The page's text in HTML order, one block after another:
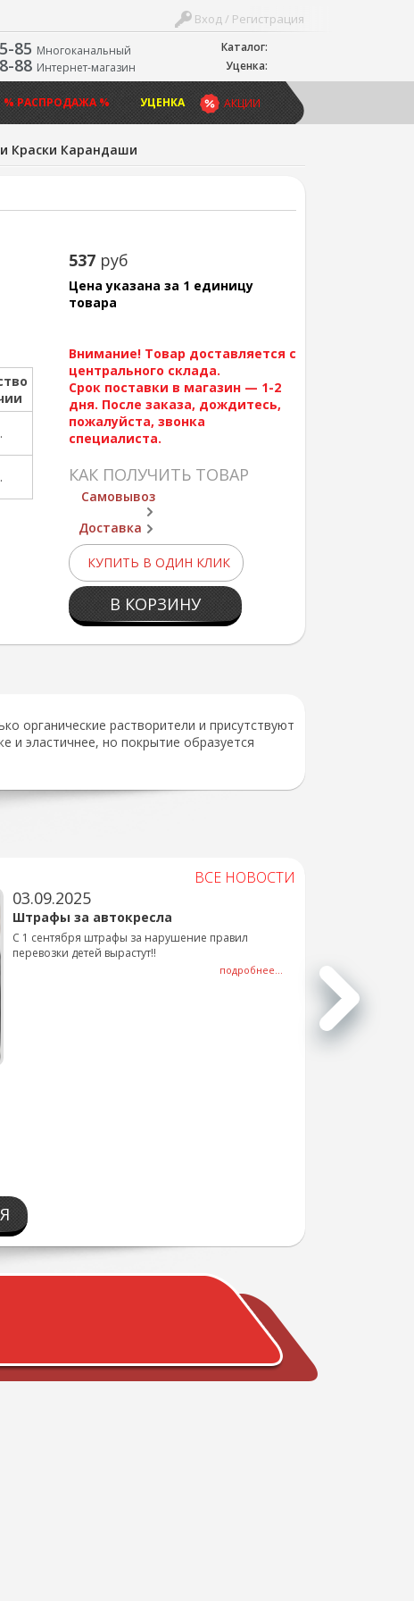
Каталог:
Уценка:
Вход / Регистрация
85 Многоканальный
88 Интернет-магазин
АКЦИИ
% РАСПРОДАЖА % УЦЕНКА
Краски Карандаши
537 руб
Цена указана за 1 единицу
товара
Внимание! Товар доставляется с
центрального склада.
Срок поставки в магазин — 1-2
дня. После заказа, дождитесь,
пожалуйста, звонка
специалиста.
КАК ПОЛУЧИТЬ ТОВАР
Самовывоз
Доставка
КУПИТЬ В ОДИН КЛИК
В КОРЗИНУ
органические растворители и присутствуют
и эластичнее, но покрытие образуется
ВСЕ НОВОСТИ
03.09.2025
Штрафы за автокресла
С 1 сентября штрафы за нарушение правил
перевозки детей вырастут!!
подробнее...